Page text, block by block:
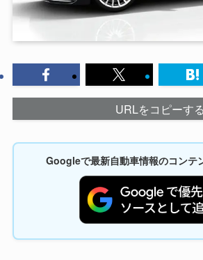
URLをコピーする
Googleで最新自動車情報のコンテ